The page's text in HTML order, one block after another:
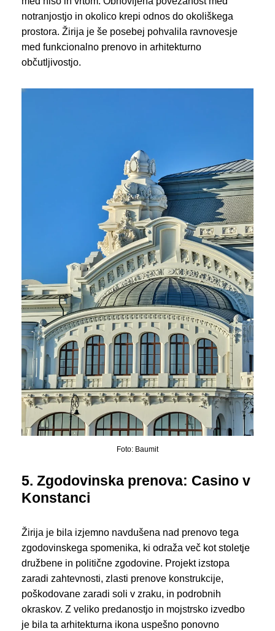
notranjostjo in okolico krepi odnos do okoliškega
prostora. Žirija je še posebej pohvalila ravnovesje
med funkcionalno prenovo in arhitekturno
občutljivostjo.
Foto: Baumit
5. Zgodovinska prenova: Casino v
Konstanci
Žirija je bila izjemno navdušena nad prenovo tega
zgodovinskega spomenika, ki odraža več kot stoletje
družbene in politične zgodovine. Projekt izstopa
zaradi zahtevnosti, zlasti prenove konstrukcije,
poškodovane zaradi soli v zraku, in podrobnih
okraskov. Z veliko predanostjo in mojstrsko izvedbo
je bila ta arhitekturna ikona uspešno ponovno